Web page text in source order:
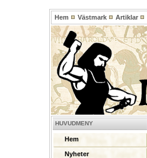
Hem Västmark Artiklar
HUVUDMENY
Hem
Nyheter